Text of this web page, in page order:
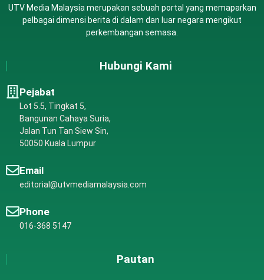
UTV Media Malaysia merupakan sebuah portal yang memaparkan
pelbagai dimensi berita di dalam dan luar negara mengikut
perkembangan semasa.
Hubungi Kami
Pejabat
Lot 5.5, Tingkat 5,
Bangunan Cahaya Suria,
Jalan Tun Tan Siew Sin,
50050 Kuala Lumpur
Email
editorial@utvmediamalaysia.com
Phone
016-368 5147
Pautan